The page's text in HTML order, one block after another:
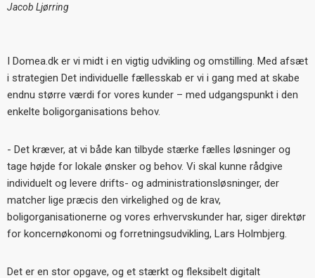
Jacob Ljørring
I Domea.dk er vi midt i en vigtig udvikling og omstilling. Med afsæt
i strategien Det individuelle fællesskab er vi i gang med at skabe
endnu større værdi for vores kunder – med udgangspunkt i den
enkelte boligorganisations behov.
- Det kræver, at vi både kan tilbyde stærke fælles løsninger og
tage højde for lokale ønsker og behov. Vi skal kunne rådgive
individuelt og levere drifts- og administrationsløsninger, der
matcher lige præcis den virkelighed og de krav,
boligorganisationerne og vores erhvervskunder har, siger direktør
for koncernøkonomi og forretningsudvikling, Lars Holmbjerg.
Det er en stor opgave, og et stærkt og fleksibelt digitalt